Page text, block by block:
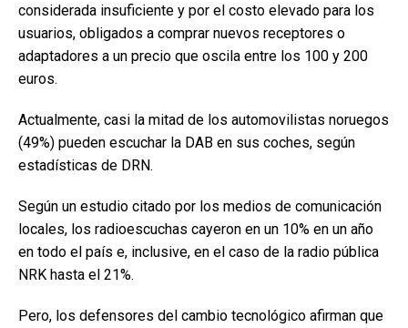
considerada insuficiente y por el costo elevado para los
usuarios, obligados a comprar nuevos receptores o
adaptadores a un precio que oscila entre los 100 y 200
euros.
Actualmente, casi la mitad de los automovilistas noruegos
(49%) pueden escuchar la DAB en sus coches, según
estadísticas de DRN.
Según un estudio citado por los medios de comunicación
locales, los radioescuchas cayeron en un 10% en un año
en todo el país e, inclusive, en el caso de la radio pública
NRK hasta el 21%.
Pero, los defensores del cambio tecnológico afirman que